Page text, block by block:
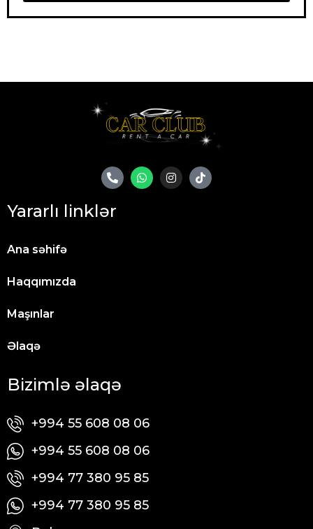
Yararlı linklər
Ana səhifə
Haqqımızda
Maşınlar
Əlaqə
Bizimlə əlaqə
+994 55 608 08 06
+994 55 608 08 06
+994 77 380 95 85
+994 77 380 95 85